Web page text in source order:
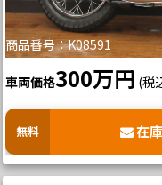
商品番号：K08591
車両価格300万円 (税
無料 在